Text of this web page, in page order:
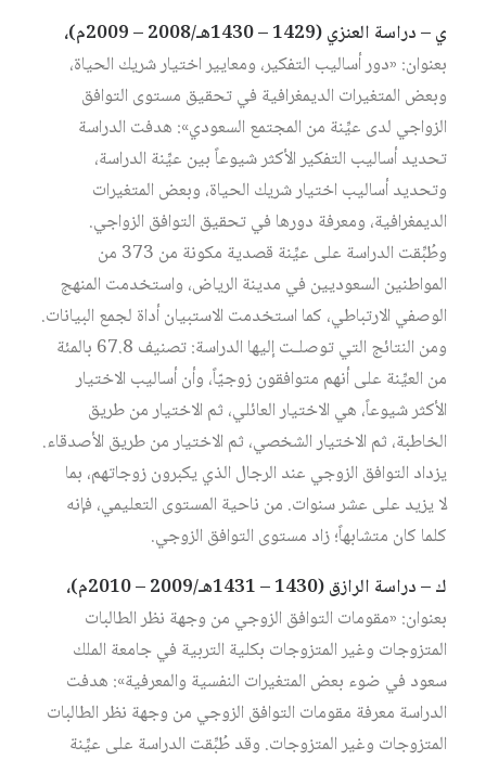
ي – دراسة العنزي (1429 – 1430هـ/2008 – 2009م)،
بعنوان: «دور أساليب التفكير، ومعايير اختيار شريك الحياة،
وبعض المتغيرات الديمغرافية في تحقيق مستوى التوافق
الزواجي لدى عيِّنة من المجتمع السعودي»: هدفت الدراسة
تحديد أساليب التفكير الأكثر شيوعاً بين عيِّنة الدراسة،
وتحديد أساليب اختيار شريك الحياة، وبعض المتغيرات
الديمغرافية، ومعرفة دورها في تحقيق التوافق الزواجي.
وطُبِّقت الدراسة على عيِّنة قصدية مكونة من 373 من
المواطنين السعوديين في مدينة الرياض، واستخدمت المنهج
الوصفي الارتباطي، كما استخدمت الاستبيان أداة لجمع البيانات.
ومن النتائج التي توصلـت إليها الدراسة: تصنيف 67.8 بالمئة
من العيِّنة على أنهم متوافقون زوجيّاً، وأن أساليب الاختيار
الأكثر شيوعاً، هي الاختيار العائلي، ثم الاختيار من طريق
الخاطبة، ثم الاختيار الشخصي، ثم الاختيار من طريق الأصدقاء.
يزداد التوافق الزوجي عند الرجال الذي يكبرون زوجاتهم، بما
لا يزيد على عشر سنوات. من ناحية المستوى التعليمي، فإنه
كلما كان متشابهاً؛ زاد مستوى التوافق الزوجي.
ك – دراسة الرازق (1430 – 1431هـ/2009 – 2010م)،
بعنوان: «مقومات التوافق الزوجي من وجهة نظر الطالبات
المتزوجات وغير المتزوجات بكلية التربية في جامعة الملك
سعود في ضوء بعض المتغيرات النفسية والمعرفية»: هدفت
الدراسة معرفة مقومات التوافق الزوجي من وجهة نظر الطالبات
المتزوجات وغير المتزوجات. وقد طُبِّقت الدراسة على عيِّنة